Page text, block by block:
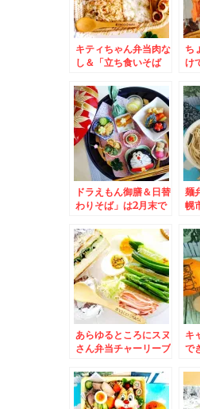
キティちゃん弁当肉な
し＆「立ち食いそば
丼セット
ち
け
「
福
品
ま
ドラえもん御膳＆日替
わりそば」は2月末で
う「ごまそば遊鶴」さ
ん
麺
幌
ば
キ
あらゆるところにスヌ
さん弁当チャーリーブ
`*)＆白石区栄通り
「ごまそば八千代」さ
んの「鍋焼きうどん大
キ
で
し
の
て